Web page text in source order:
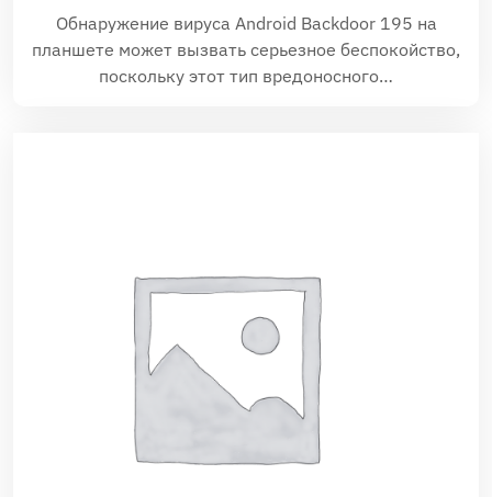
Обнаружение вируса Android Backdoor 195 на
планшете может вызвать серьезное беспокойство,
поскольку этот тип вредоносного…